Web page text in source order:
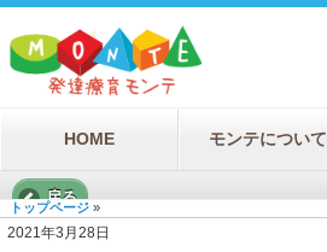
HOME モンテについて
戻る
トップページ »
2021年3月28日